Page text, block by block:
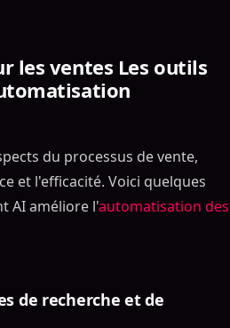
les ventes Les outils
du processus de vente,
et l'efficacité. Voici quelques
AI améliore l'automatisation des
de recherche et de